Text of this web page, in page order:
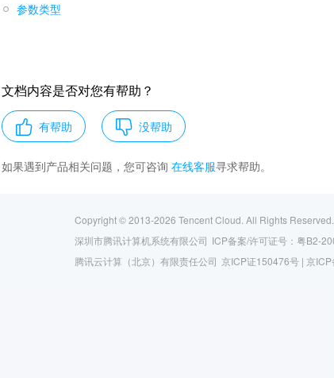
参数类型
文档内容是否对您有帮助？
有帮助 没帮助
如果遇到产品相关问题，您可咨询 在线客服寻求帮助。
Copyright © 2013-2026 Tencent Cloud. All Rights Reserved.
深圳市腾讯计算机系统有限公司 ICP备案/许可证号： 粤B2-
腾讯云计算（北京）有限责任公司 京ICP证150476号 | 京